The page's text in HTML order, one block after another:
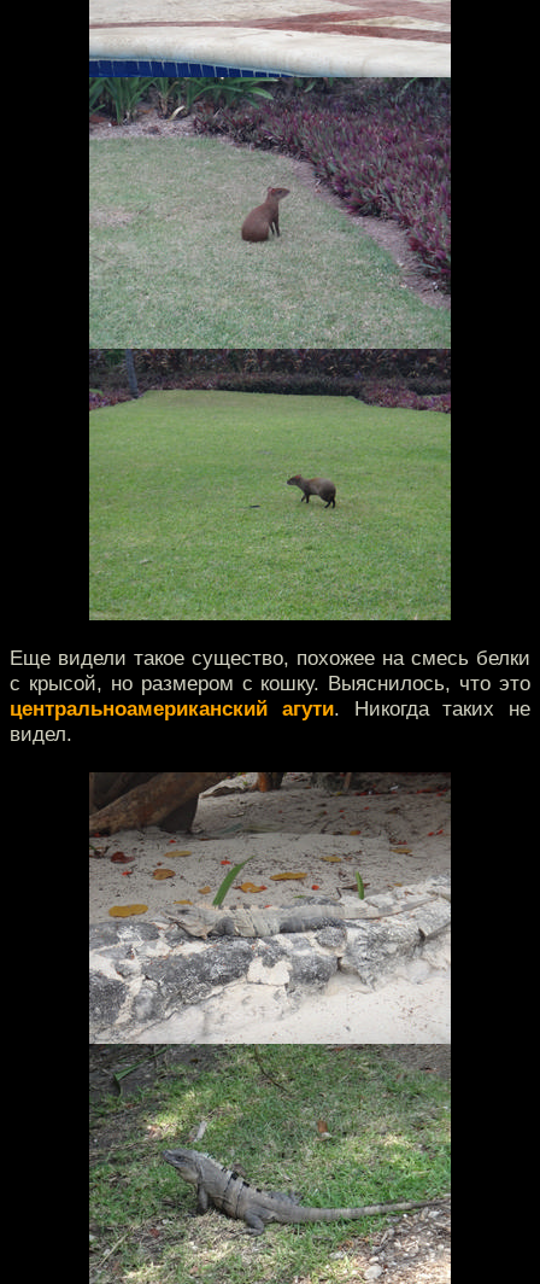
Еще видели такое существо, похожее на смесь белки
с крысой, но размером с кошку. Выяснилось, что это
центральноамериканский агути. Никогда таких не
видел.